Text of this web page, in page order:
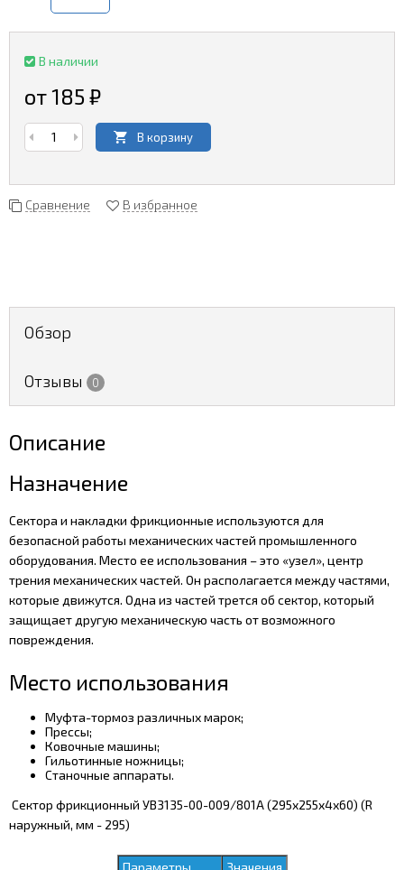
В наличии
от 185 ₽
В корзину
Сравнение В избранное
Обзор
Отзывы 0
Описание
Назначение
Сектора и накладки фрикционные используются для
безопасной работы механических частей промышленного
оборудования. Место ее использования – это «узел», центр
трения механических частей. Он располагается между частями,
которые движутся. Одна из частей трется об сектор, который
защищает другую механическую часть от возможного
повреждения.
Место использования
Муфта-тормоз различных марок;
Прессы;
Ковочные машины;
Гильотинные ножницы;
Станочные аппараты.
Сектор фрикционный УВ3135-00-009/801А (295х255х4х60) (R
наружный, мм - 295)
Параметры Значения